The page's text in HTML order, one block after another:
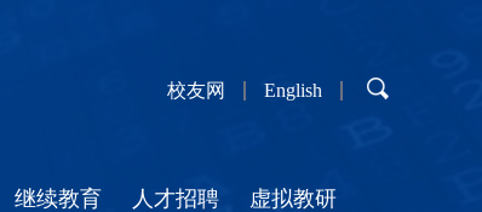
校友网 English
继续教育 人才招聘 虚拟教研